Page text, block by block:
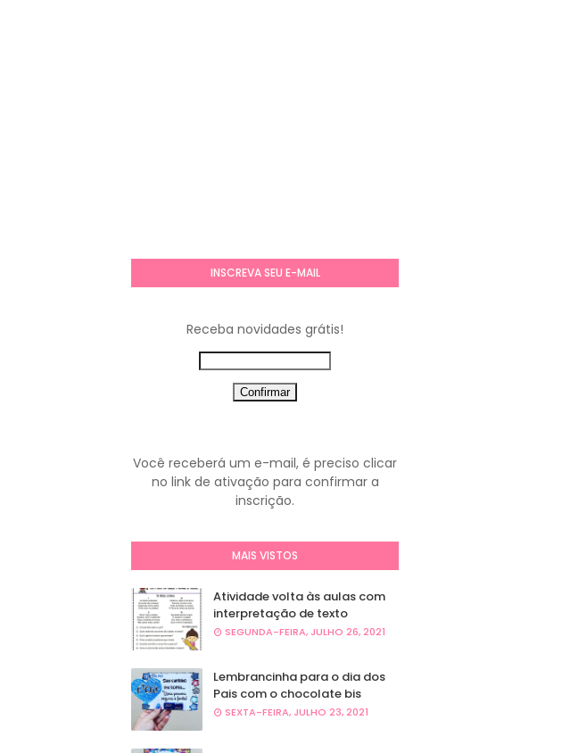
INSCREVA SEU E-MAIL
Receba novidades grátis!
Você receberá um e-mail, é preciso clicar
no link de ativação para confirmar a
inscrição.
MAIS VISTOS
Atividade volta às aulas com
interpretação de texto
SEGUNDA-FEIRA, JULHO 26, 2021
Lembrancinha para o dia dos
Pais com o chocolate bis
SEXTA-FEIRA, JULHO 23, 2021